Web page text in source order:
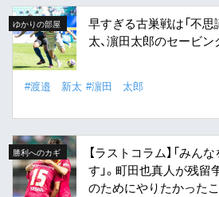
ゆかりの部屋
早すぎる古巣戦は「不思
太、濵田太郎のセービ
#渡邉 新太 #濵田 太郎
勝利へのカギ
【ラストコラム】「みん
す」。町田也真人が残
のためにやりたかった